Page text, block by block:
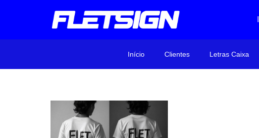
Início Clientes Letras Caixa